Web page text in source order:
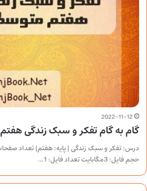
2022-11-12
گام به گام تفکر و سبک زندگی هفتم
حجم فایل: 3مگابایت تعداد فایل: 1…